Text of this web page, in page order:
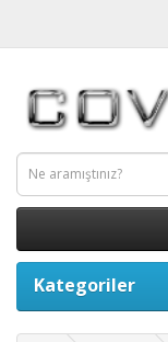
Kategoriler